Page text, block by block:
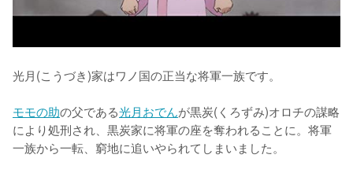
光月(こうづき)家はワノ国の正当な将軍一族です。
モモの助の父である光月おでんが黒炭(くろずみ)オロチの謀略
により処刑され、黒炭家に将軍の座を奪われることに。将軍
一族から一転、窮地に追いやられてしまいました。